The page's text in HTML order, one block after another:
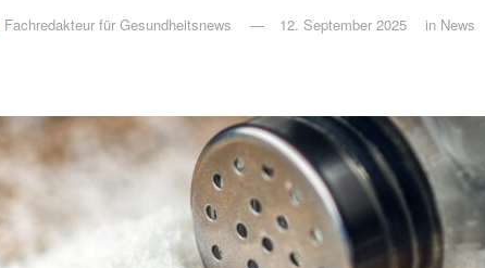
Fachredakteur für Gesundheitsnews
12. September 2025 in News